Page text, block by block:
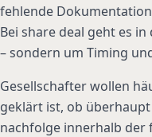
fehlende
Bei share deal geht es
– sondern um Timing
Gesellschafter wollen
geklärt ist, ob
nachfolge innerhalb der